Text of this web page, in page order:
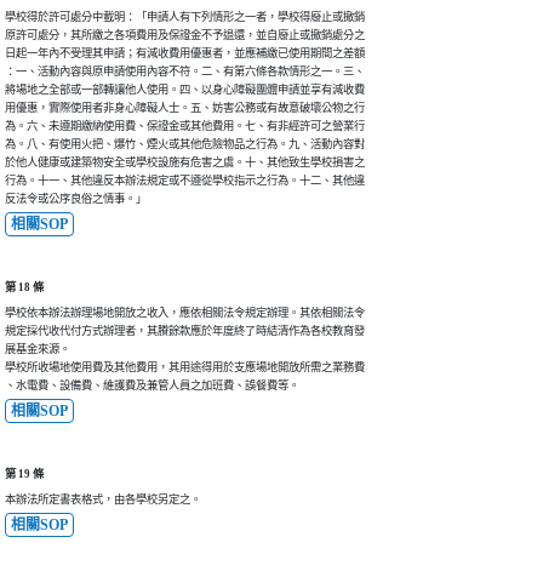
學校得於許可處分中載明：「申請人有下列情形之一者，學校得廢止或撤銷
原許可處分，其所繳之各項費用及保證金不予退還，並自廢止或撤銷處分之
日起一年內不受理其申請；有減收費用優惠者，並應補繳已使用期間之差額
：一、活動內容與原申請使用內容不符。二、有第六條各款情形之一。三、
將場地之全部或一部轉讓他人使用。四、以身心障礙團體申請並享有減收費
用優惠，實際使用者非身心障礙人士。五、妨害公務或有故意破壞公物之行
為。六、未遵期繳納使用費、保證金或其他費用。七、有非經許可之營業行
為。八、有使用火把、爆竹、煙火或其他危險物品之行為。九、活動內容對
於他人健康或建築物安全或學校設施有危害之虞。十、其他致生學校損害之
行為。十一、其他違反本辦法規定或不遵從學校指示之行為。十二、其他違
反法令或公序良俗之情事。」
相關SOP
第 18 條
學校依本辦法辦理場地開放之收入，應依相關法令規定辦理。其依相關法令
規定採代收代付方式辦理者，其賸餘款應於年度終了時結清作為各校教育發
展基金來源。
學校所收場地使用費及其他費用，其用途得用於支應場地開放所需之業務費
、水電費、設備費、維護費及兼管人員之加班費、誤餐費等。
相關SOP
第 19 條
本辦法所定書表格式，由各學校另定之。
相關SOP